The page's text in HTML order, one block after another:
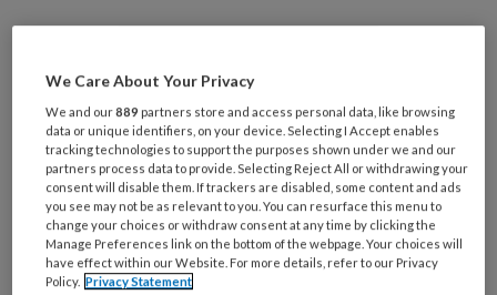
is
je
e-
mailadres?
* *
Kies
je
wachtwoord* *
Kies
je
functie *
We Care About Your Privacy
We and our889 partners store and access personal data, like browsing
data or unique identifiers, on your device. Selecting I Accept enables
tracking technologies to support the purposes shown under we and our
partners process data to provide. Selecting Reject All or withdrawing your
consent will disable them. If trackers are disabled, some content and ads
you see may not be as relevant to you. You can resurface this menu to
change your choices or withdraw consent at any time by clicking the
Manage Preferences link on the bottom of the webpage. Your choices will
have effect within our Website. For more details, refer to our Privacy
Policy. Privacy Statement